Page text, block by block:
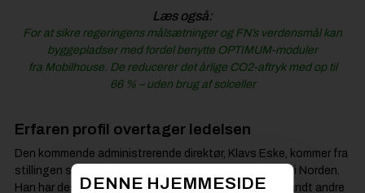
Læs også:
For at sikre regeringens målsætninger og FN’s verdensmål kan
byggepladser med fordel benytte OPTIMUM-moduler
fra Mobilhouse. De reducerer det årlige CO2-aftryk med op til
66 % – uden brug af solceller
Erfaren profil overtager ledelsen
Den kommende administrerende direktør, Klavs Eske, kommer fra
stillingen som administrerende direktør for BMI Group i Norden.
Han har desuden erfaring fra ledende stillinger hos blandt andre
DENNE HJEMMESIDE